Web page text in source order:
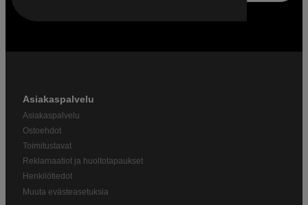
Asiakaspalvelu
Asiakaspalvelu
Ostoehdot
Toimitustavat
Reklamaatiot ja huoltotapaukset
Henkilötiedot
Muuta evästeasetuksia